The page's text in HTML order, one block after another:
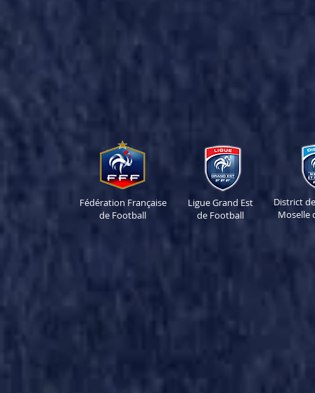
Fédération Française
de Football
Ligue Grand Est
de Football
District
Moselle